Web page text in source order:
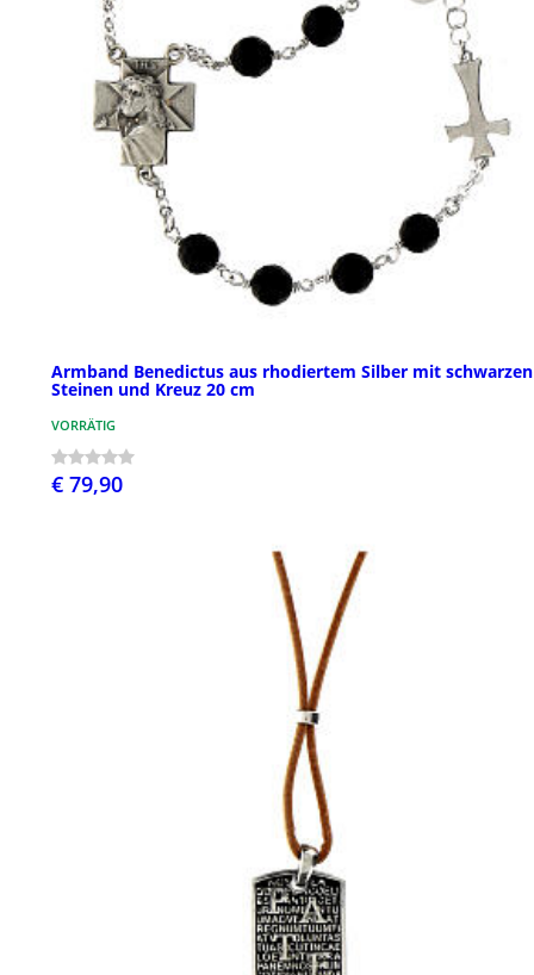
Armband Benedictus aus rhodiertem Silber mit schwarzen
Steinen und Kreuz 20 cm
VORRÄTIG
€ 79,90